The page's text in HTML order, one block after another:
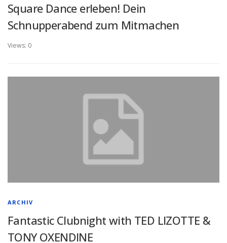
Square Dance erleben! Dein
Schnupperabend zum Mitmachen
Views: 0
ARCHIV
Fantastic Clubnight with TED LIZOTTE &
TONY OXENDINE